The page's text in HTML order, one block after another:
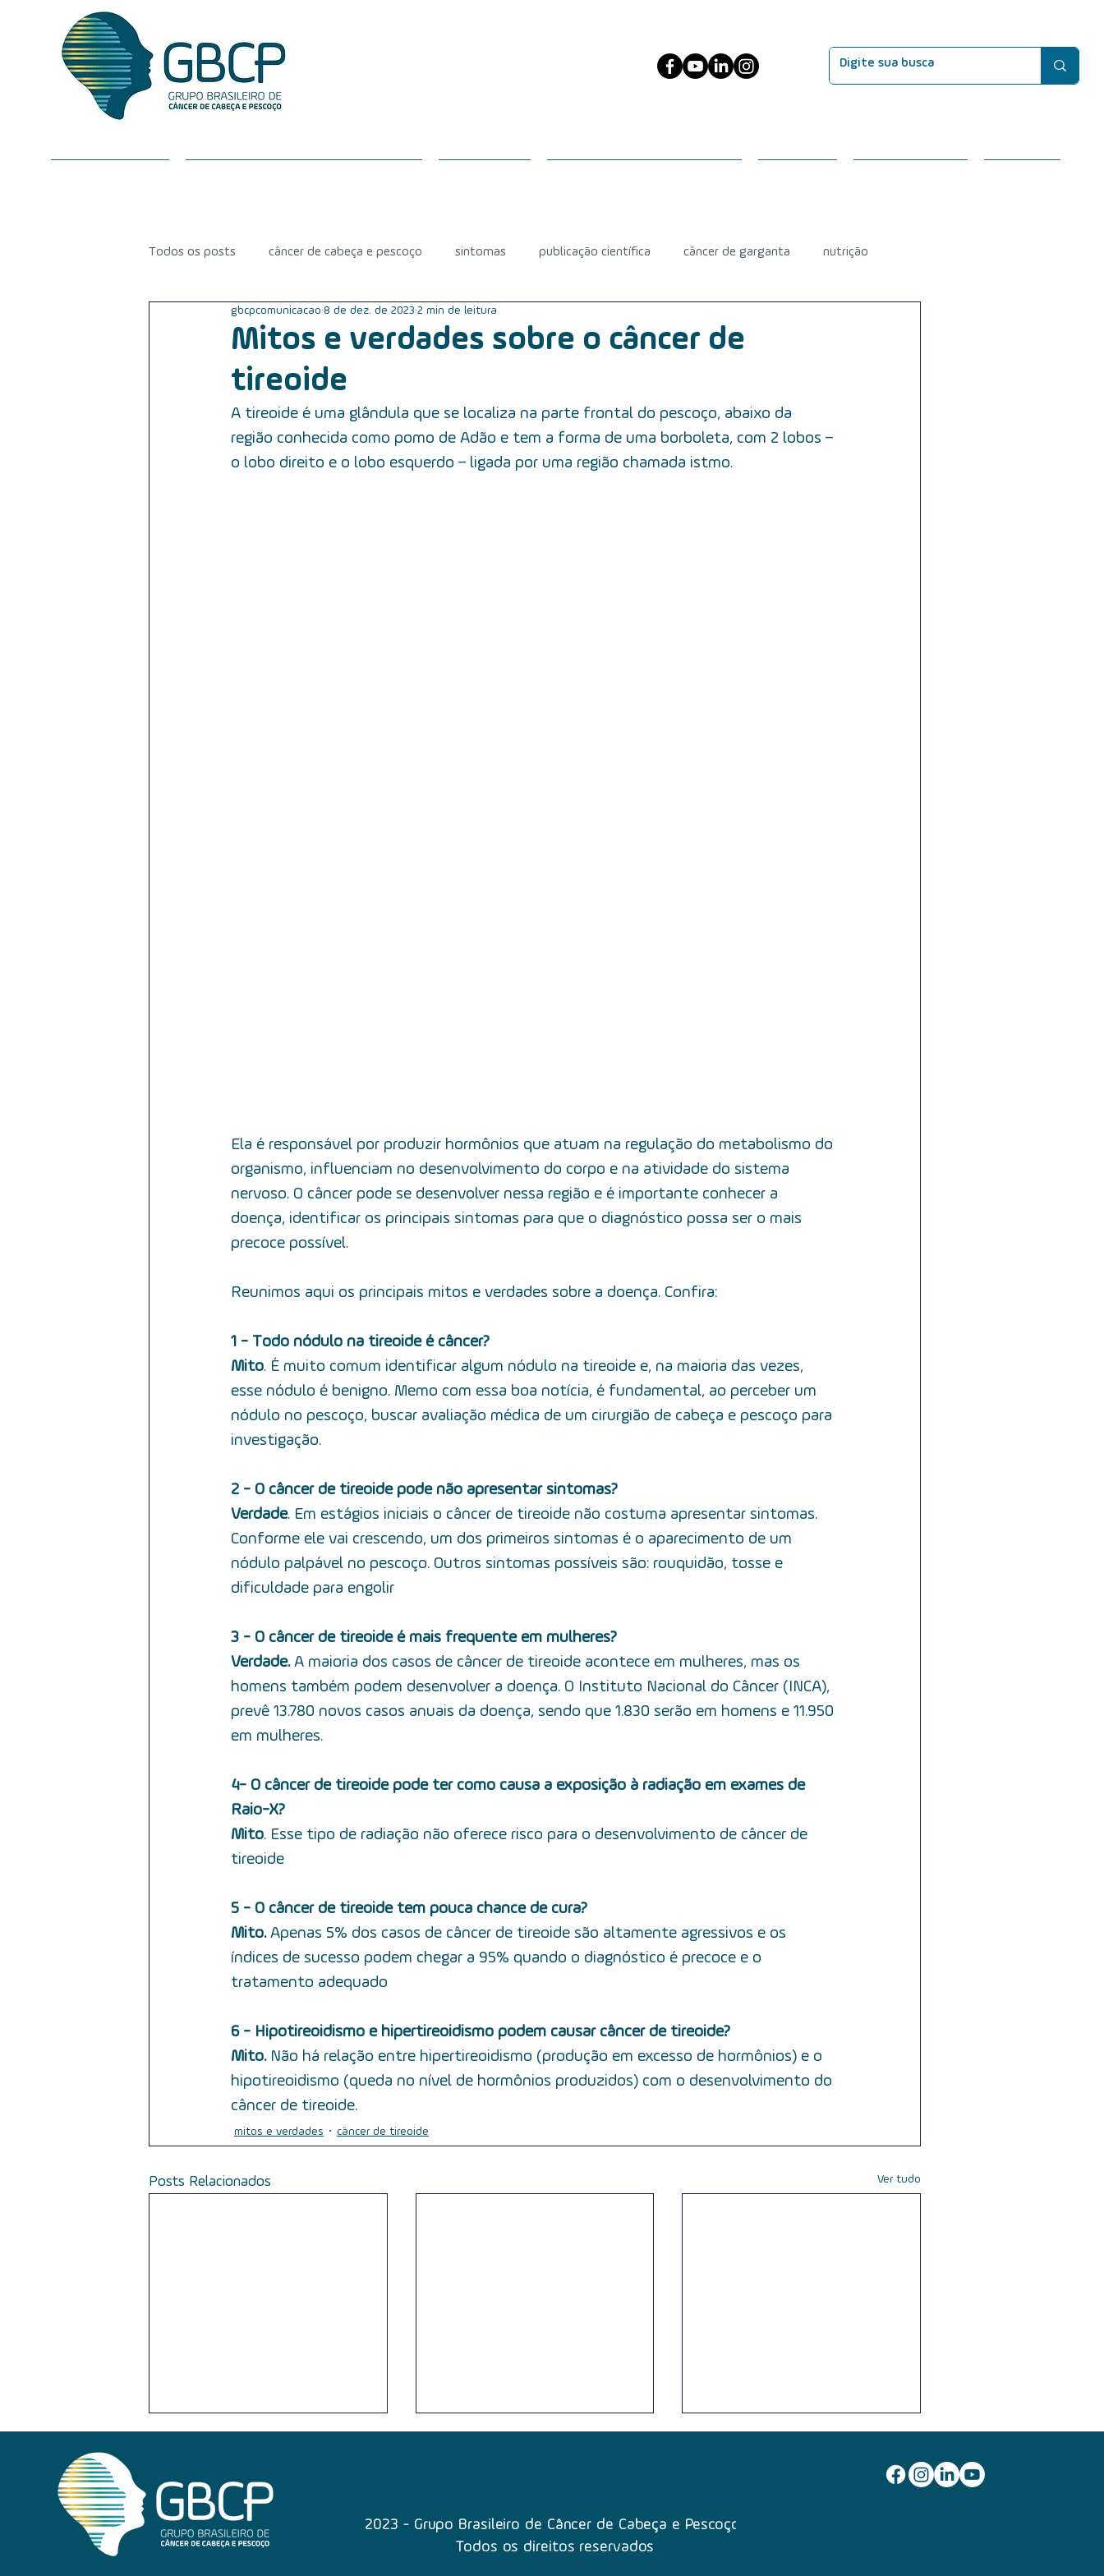
Todos os posts câncer de cabeça e pescoço sintomas publicação científica câncer de garganta nutrição
radioterapia equipe médica diagnóstico câncer de glândula salivar
reabilitação do paciente
câncer da cavidade oral câncer de laringe
Mitos e verdades sobre o câncer de
tireoide
gbcpcomunicacao 8 de dez. de 2023 2 min de leitura
A tireoide é uma glândula que se localiza na parte frontal do pescoço, abaixo da
região conhecida como pomo de Adão e tem a forma de uma borboleta, com 2 lobos –
o lobo direito e o lobo esquerdo – ligada por uma região chamada istmo.
Ela é responsável por produzir hormônios que atuam na regulação do metabolismo do
organismo, influenciam no desenvolvimento do corpo e na atividade do sistema
nervoso. O câncer pode se desenvolver nessa região e é importante conhecer a
doença, identificar os principais sintomas para que o diagnóstico possa ser o mais
precoce possível.
Reunimos aqui os principais mitos e verdades sobre a doença. Confira:
1 - Todo nódulo na tireoide é câncer?
Mito.  É muito comum identificar algum nódulo na tireoide e, na maioria das vezes,
esse nódulo é benigno. Memo com essa boa notícia, é fundamental, ao perceber um
nódulo no pescoço, buscar avaliação médica de um cirurgião de cabeça e pescoço para
investigação.
2 - O câncer de tireoide pode não apresentar sintomas?
Verdade. Em estágios iniciais o câncer de tireoide não costuma apresentar sintomas.
Conforme ele vai crescendo, um dos primeiros sintomas é o aparecimento de um
nódulo palpável no pescoço. Outros sintomas possíveis são:  rouquidão, tosse e
dificuldade para engolir
3 - O câncer de tireoide é mais frequente em mulheres?
Verdade. A maioria dos casos de câncer de tireoide acontece em mulheres, mas os
homens também podem desenvolver a doença. O Instituto Nacional do Câncer (INCA),
prevê 13.780 novos casos anuais da doença, sendo que 1.830 serão em homens e 11.950
em mulheres.
4- O câncer de tireoide pode ter como causa a exposição à radiação em exames de
Raio-X?
Mito. Esse tipo de radiação não oferece risco para o desenvolvimento de câncer de
tireoide
5 - O câncer de tireoide tem pouca chance de cura?
Mito. Apenas 5% dos casos de câncer de tireoide são altamente agressivos e os
índices de sucesso podem chegar a 95% quando o diagnóstico é precoce e o
tratamento adequado
6 - Hipotireoidismo e hipertireoidismo podem causar câncer de tireoide?
Mito. Não há relação entre hipertireoidismo (produção em excesso de hormônios) e o
hipotireoidismo (queda no nível de hormônios produzidos) com o desenvolvimento do
câncer de tireoide.
mitos e verdades câncer de tireoide
Posts Relacionados Ver tudo
2023 - Grupo Brasileiro de Câncer de Cabeça e Pescoço
Todos os direitos reservados